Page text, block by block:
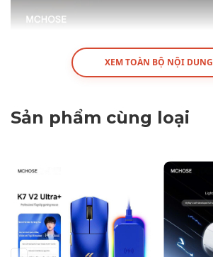
XEM TOÀN BỘ NỘI DUNG
Sản phẩm cùng loại